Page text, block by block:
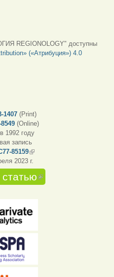
REGIONOLOGY" доступны
(«Атрибуция») 4.0
1407 (Print)
(Online)
1992 году
запись
85159(внешняя ссылка)
2023 г.